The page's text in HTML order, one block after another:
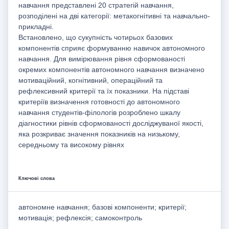
навчання представлені 20 стратегій навчання,
розподілені на дві категорії: метакогнітивні та навчально-
прикладні.
Встановлено, що сукупність чотирьох базових
компонентів сприяє формуванню навичок автономного
навчання. Для вимірювання рівня сформованості
окремих компонентів автономного навчання визначено
мотиваційний, когнітивний, операційний та
рефлексивний критерії та їх показники. На підставі
критеріїв визначення готовності до автономного
навчання студентів-філологів розроблено шкалу
діагностики рівнів сформованості досліджуваної якості,
яка розкриває значення показників на низькому,
середньому та високому рівнях
Ключові слова
автономне навчання; базові компоненти; критерії;
мотивація; рефлекcія; самоконтроль